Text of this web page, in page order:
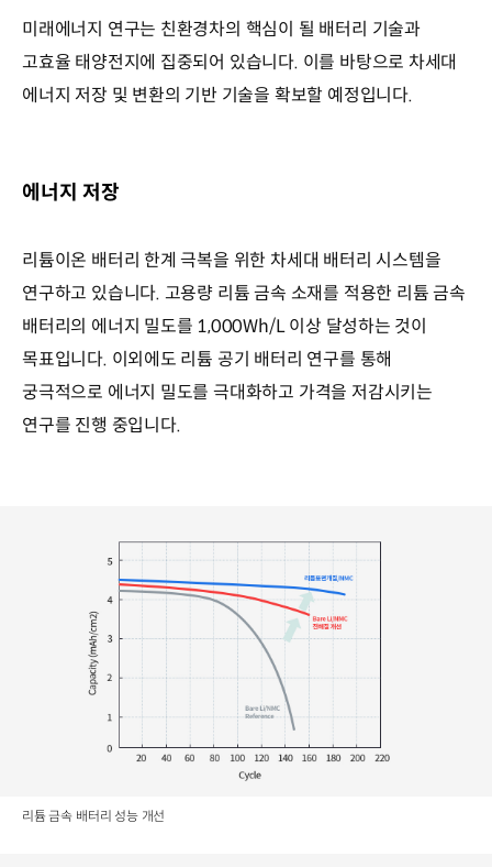
미래에너지 연구는 친환경차의 핵심이 될 배터리 기술과
고효율 태양전지에 집중되어 있습니다. 이를 바탕으로 차세대
에너지 저장 및 변환의 기반 기술을 확보할 예정입니다.
에너지 저장
리튬이온 배터리 한계 극복을 위한 차세대 배터리 시스템을
연구하고 있습니다. 고용량 리튬 금속 소재를 적용한 리튬 금속
배터리의 에너지 밀도를 1,000Wh/L 이상 달성하는 것이
목표입니다. 이외에도 리튬 공기 배터리 연구를 통해
궁극적으로 에너지 밀도를 극대화하고 가격을 저감시키는
연구를 진행 중입니다.
리튬 금속 배터리 성능 개선